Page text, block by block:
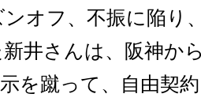
オフ、不振に陥り
井さんは、阪神か
を蹴って、自由契